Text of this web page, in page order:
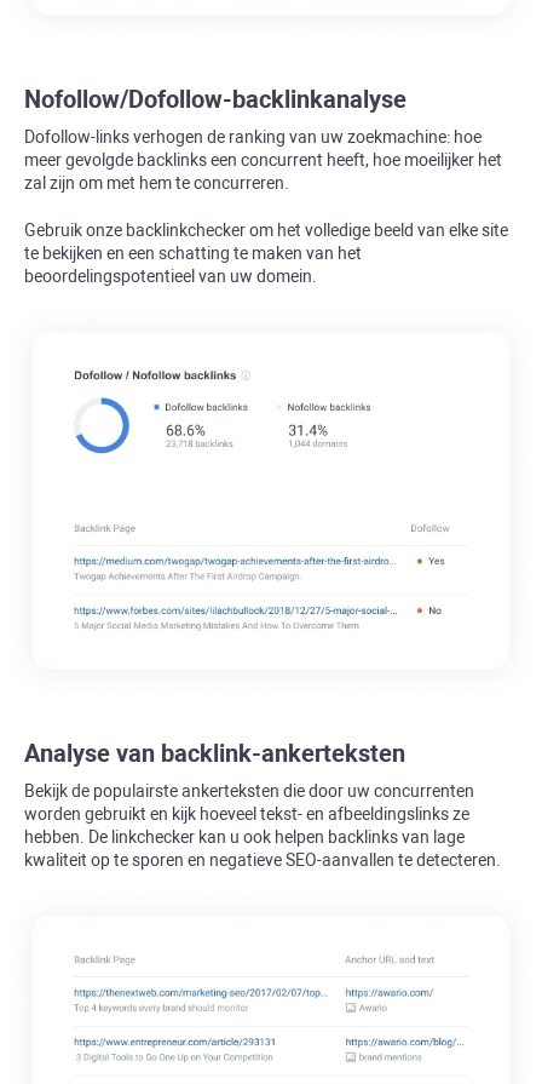
Nofollow/Dofollow-backlinkanalyse
Dofollow-links verhogen de ranking van uw zoekmachine: hoe
meer gevolgde backlinks een concurrent heeft, hoe moeilijker het
zal zijn om met hem te concurreren.
Gebruik onze backlinkchecker om het volledige beeld van elke site
te bekijken en een schatting te maken van het
beoordelingspotentieel van uw domein.
Analyse van backlink-ankerteksten
Bekijk de populairste ankerteksten die door uw concurrenten
worden gebruikt en kijk hoeveel tekst- en afbeeldingslinks ze
hebben. De linkchecker kan u ook helpen backlinks van lage
kwaliteit op te sporen en negatieve SEO-aanvallen te detecteren.